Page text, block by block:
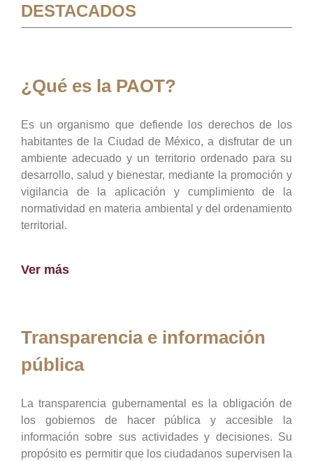
DESTACADOS
¿Qué es la PAOT?
Es un organismo que defiende los derechos de los
habitantes de la Ciudad de México, a disfrutar de un
ambiente adecuado y un territorio ordenado para su
desarrollo, salud y bienestar, mediante la promoción y
vigilancia de la aplicación y cumplimiento de la
normatividad en materia ambiental y del ordenamiento
territorial.
Ver más
Transparencia e información
pública
La transparencia gubernamental es la obligación de
los gobiernos de hacer pública y accesible la
información sobre sus actividades y decisiones. Su
propósito es permitir que los ciudadanos supervisen la